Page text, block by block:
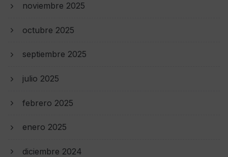
noviembre 2025
octubre 2025
septiembre 2025
julio 2025
febrero 2025
enero 2025
diciembre 2024